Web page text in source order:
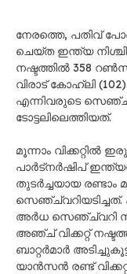
നേരത്തെ, പതിവ്
ചെയ്ത ഇന്ത്യ
നഷ്ടത്തിൽ 358
വിരാട് കോഹ്‌ലി
എന്നിവരുടെ
ടോട്ടലിലെത്തിയത്.
മൂന്നാം വിക്കറ്റിൽ
പാർട്നർഷിപ്
തുടർച്ചയായ
അർധ സെഞ്ച്വറി
അഞ്ച് വിക്കറ്റ്
ബാറ്റർമാർ
യാൻസൻ രണ്ട് വിക്കറ്റ്